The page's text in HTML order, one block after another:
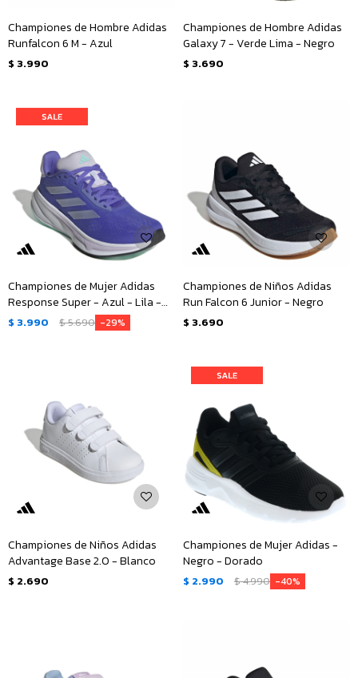
Championes de Hombre Adidas
Runfalcon 6 M - Azul
$ 3.990
Championes de Hombre Adidas
Galaxy 7 - Verde Lima - Negro
$ 3.690
Championes de Mujer Adidas
Response Super - Azul - Lila -
Plateado
$ 3.990 $5.690 29
Championes de Niños Adidas
Run Falcon 6 Junior - Negro
$ 3.690
Championes de Niños Adidas
Advantage Base 2.0 - Blanco
$ 2.690
Championes de Mujer Adidas -
Negro - Dorado
$ 2.990 $4.990 40